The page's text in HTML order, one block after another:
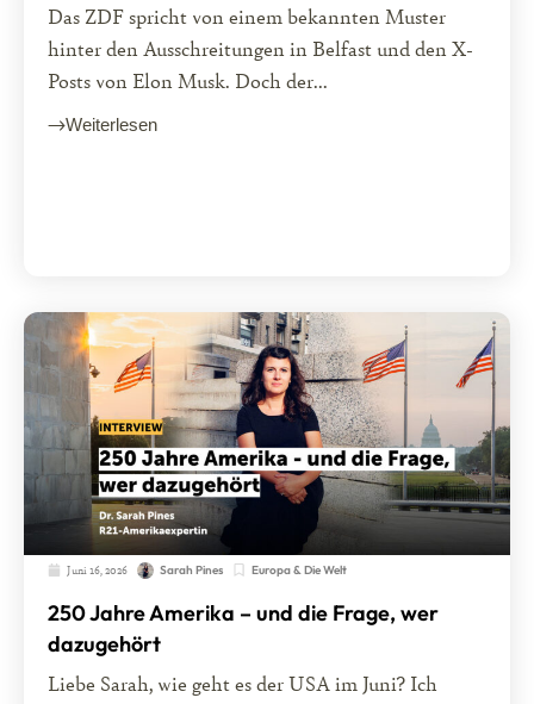
Das ZDF spricht von einem bekannten Muster
hinter den Ausschreitungen in Belfast und den X-
Posts von Elon Musk. Doch der...
Weiterlesen
Juni 16, 2026 Sarah Pines Europa & Die Welt
250 Jahre Amerika – und die Frage, wer
dazugehört
Liebe Sarah, wie geht es der USA im Juni? Ich